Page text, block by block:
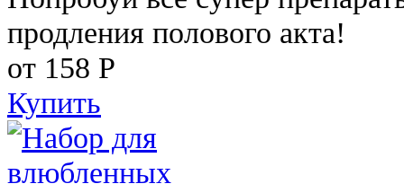
продления полового акта!
от 158 Р
Купить